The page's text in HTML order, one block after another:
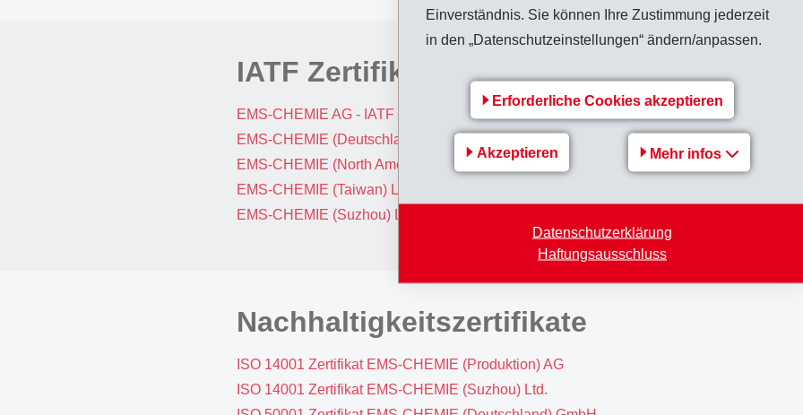
Einverständnis. Sie können Ihre Zustimmung jederzeit
in den „Datenschutzeinstellungen“ ändern/anpassen.
Erforderliche Cookies akzeptieren
Akzeptieren Mehr infos
Datenschutzerklärung
Haftungsausschluss
IATF Zertifikate
EMS-CHEMIE AG - IATF 16949:2016 [pdf]
EMS-CHEMIE (Deutschland) GmbH - IATF 16949:2016 [pdf]
EMS-CHEMIE (North America), Inc. - IATF 16949:2016 [pdf]
EMS-CHEMIE (Taiwan) Ltd. - IATF 16949:2016 [pdf]
EMS-CHEMIE (Suzhou) Ltd. IATF 16949:2016 [pdf]
Nachhaltigkeitszertifikate
ISO 14001 Zertifikat EMS-CHEMIE (Produktion) AG
ISO 14001 Zertifikat EMS-CHEMIE (Suzhou) Ltd.